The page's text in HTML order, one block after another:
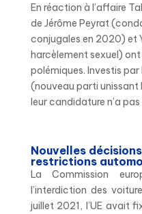
En réaction à l’affaire
de Jérôme Peyrat
conjugales en 2020) et
harcèlement sexuel)
polémiques. Investis
(nouveau parti unissant
leur candidature n’a pas
Nouvelles décisions
restrictions
La Commission
l’interdiction des
juillet 2021, l’UE avait